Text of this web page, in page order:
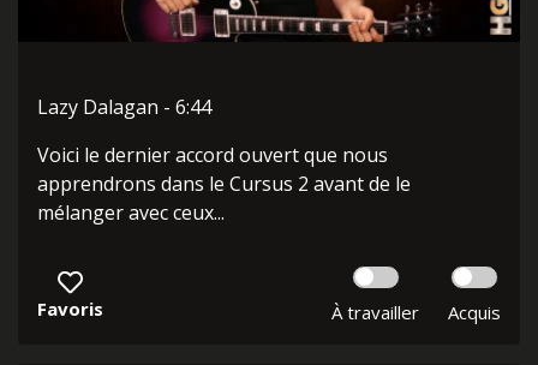
Lazy Dalagan - 6:44
Voici le dernier accord ouvert que nous
apprendrons dans le Cursus 2 avant de le
mélanger avec ceux...
Favoris À travailler Acquis